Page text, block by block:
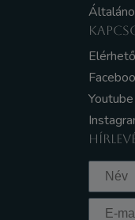
Youtube